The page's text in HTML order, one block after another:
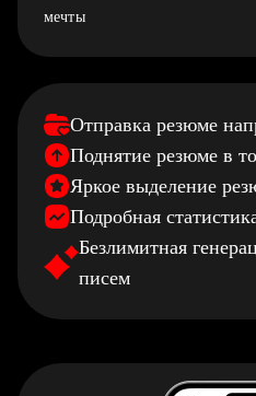
мечты
Отправка резюме
Поднятие резюме в
Яркое выделение
Подробная
Безлимитная
писем